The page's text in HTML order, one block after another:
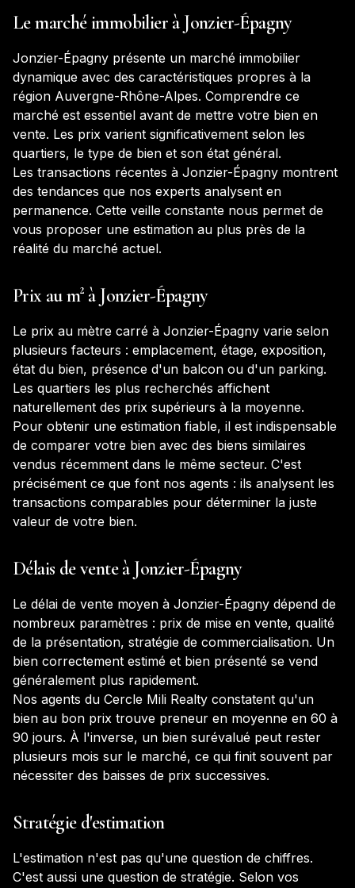
Le marché immobilier à Jonzier-Épagny
Jonzier-Épagny présente un marché immobilier
dynamique avec des caractéristiques propres à la
région Auvergne-Rhône-Alpes. Comprendre ce
marché est essentiel avant de mettre votre bien en
vente. Les prix varient significativement selon les
quartiers, le type de bien et son état général.
Les transactions récentes à Jonzier-Épagny montrent
des tendances que nos experts analysent en
permanence. Cette veille constante nous permet de
vous proposer une estimation au plus près de la
réalité du marché actuel.
Prix au m² à Jonzier-Épagny
Le prix au mètre carré à Jonzier-Épagny varie selon
plusieurs facteurs : emplacement, étage, exposition,
état du bien, présence d'un balcon ou d'un parking.
Les quartiers les plus recherchés affichent
naturellement des prix supérieurs à la moyenne.
Pour obtenir une estimation fiable, il est indispensable
de comparer votre bien avec des biens similaires
vendus récemment dans le même secteur. C'est
précisément ce que font nos agents : ils analysent les
transactions comparables pour déterminer la juste
valeur de votre bien.
Délais de vente à Jonzier-Épagny
Le délai de vente moyen à Jonzier-Épagny dépend de
nombreux paramètres : prix de mise en vente, qualité
de la présentation, stratégie de commercialisation. Un
bien correctement estimé et bien présenté se vend
généralement plus rapidement.
Nos agents du Cercle Mili Realty constatent qu'un
bien au bon prix trouve preneur en moyenne en 60 à
90 jours. À l'inverse, un bien surévalué peut rester
plusieurs mois sur le marché, ce qui finit souvent par
nécessiter des baisses de prix successives.
Stratégie d'estimation
L'estimation n'est pas qu'une question de chiffres.
C'est aussi une question de stratégie. Selon vos